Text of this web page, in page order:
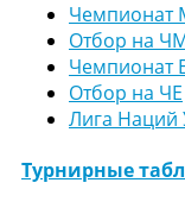
Чемпионат
Отбор на
Чемпионат
Отбор на ЧЕ
Лига
Турнирные